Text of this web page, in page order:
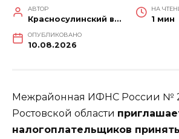
АВТОР
Красносулинский вестник
НА
1 мин
ОПУБЛИКОВАНО
10.08.2026
Межрайонная ИФНС России №
Ростовской области
налогоплательщиков